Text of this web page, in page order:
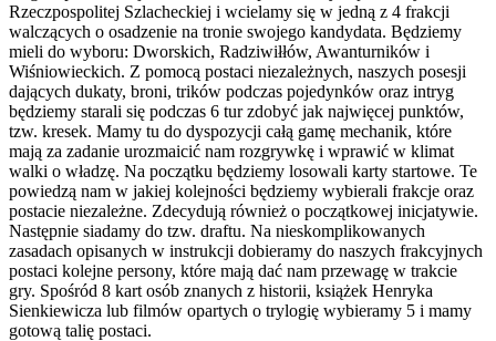
Rzeczpospolitej Szlacheckiej i wcielamy się w jedną z 4 frakcji
walczących o osadzenie na tronie swojego kandydata. Będziemy
mieli do wyboru: Dworskich, Radziwiłłów, Awanturników i
Wiśniowieckich. Z pomocą postaci niezależnych, naszych posesji
dających dukaty, broni, trików podczas pojedynków oraz intryg
będziemy starali się podczas 6 tur zdobyć jak najwięcej punktów,
tzw. kresek. Mamy tu do dyspozycji całą gamę mechanik, które
mają za zadanie urozmaicić nam rozgrywkę i wprawić w klimat
walki o władzę. Na początku będziemy losowali karty startowe. Te
powiedzą nam w jakiej kolejności będziemy wybierali frakcje oraz
postacie niezależne. Zdecydują również o początkowej inicjatywie.
Następnie siadamy do tzw. draftu. Na nieskomplikowanych
zasadach opisanych w instrukcji dobieramy do naszych frakcyjnych
postaci kolejne persony, które mają dać nam przewagę w trakcie
gry. Spośród 8 kart osób znanych z historii, książek Henryka
Sienkiewicza lub filmów opartych o trylogię wybieramy 5 i mamy
gotową talię postaci.